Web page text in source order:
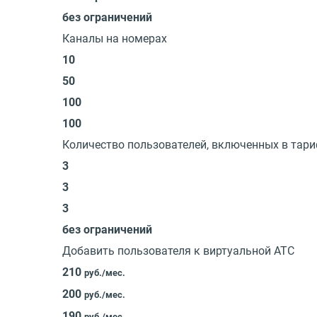
без ограничений
Каналы на номерах
10
50
100
100
Количество пользователей, включенных в
3
3
3
без ограничений
Добавить пользователя к виртуальной АТС
210 руб./мес.
200 руб./мес.